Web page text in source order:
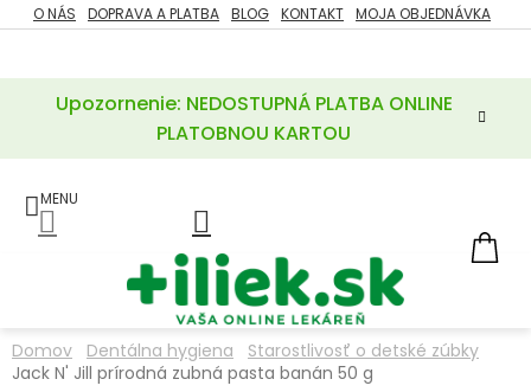
Prejsť
na
Upozornenie: NEDOSTUPNÁ PLATBA ONLINE
PLATOBNOU KARTOU
O NÁS DOPRAVA A PLATBA BLOG KONTAKT MOJA OBJEDNÁVKA
ZĽAVY
POTREBY
A
LIEKY
VITAMÍNY
Domov Dentálna hygiena
Starostlivosť o detské zúbky
Jack N' Jill prírodná zubná pasta banán 50 g